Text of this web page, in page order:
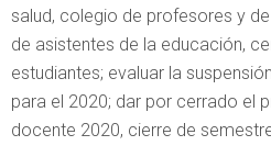
salud, colegio de profesores y
de asistentes de la educación,
estudiantes; evaluar la
para el 2020; dar por cerrado el
docente 2020, cierre de